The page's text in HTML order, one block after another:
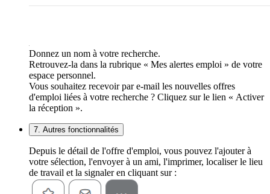
Donnez un nom à votre recherche.
Retrouvez-la dans la rubrique « Mes alertes emploi » de votre
espace personnel.
Vous souhaitez recevoir par e-mail les nouvelles offres
d'emploi liées à votre recherche ? Cliquez sur le lien « Activer
la réception ».
7. Autres fonctionnalités
Depuis le détail de l'offre d'emploi, vous pouvez l'ajouter à
votre sélection, l'envoyer à un ami, l'imprimer, localiser le lieu
de travail et la signaler en cliquant sur :